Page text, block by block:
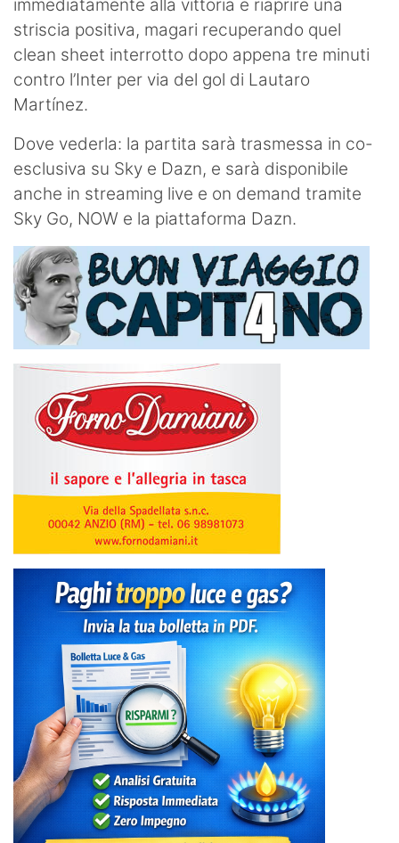
immediatamente alla vittoria e riaprire una
striscia positiva, magari recuperando quel
clean sheet interrotto dopo appena tre minuti
contro l’Inter per via del gol di Lautaro
Martínez.
Dove vederla: la partita sarà trasmessa in co-
esclusiva su Sky e Dazn, e sarà disponibile
anche in streaming live e on demand tramite
Sky Go, NOW e la piattaforma Dazn.